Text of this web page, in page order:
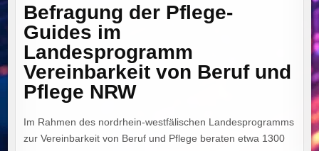
Befragung der Pflege-
Guides im
Landesprogramm
Vereinbarkeit von Beruf und
Pflege NRW
Im Rahmen des nordrhein-westfälischen Landesprogramms
zur Vereinbarkeit von Beruf und Pflege beraten etwa 1300